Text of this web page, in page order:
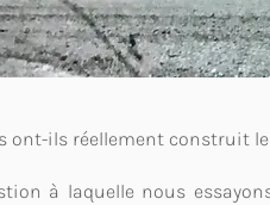
ont-ils réellement construit
à laquelle nous